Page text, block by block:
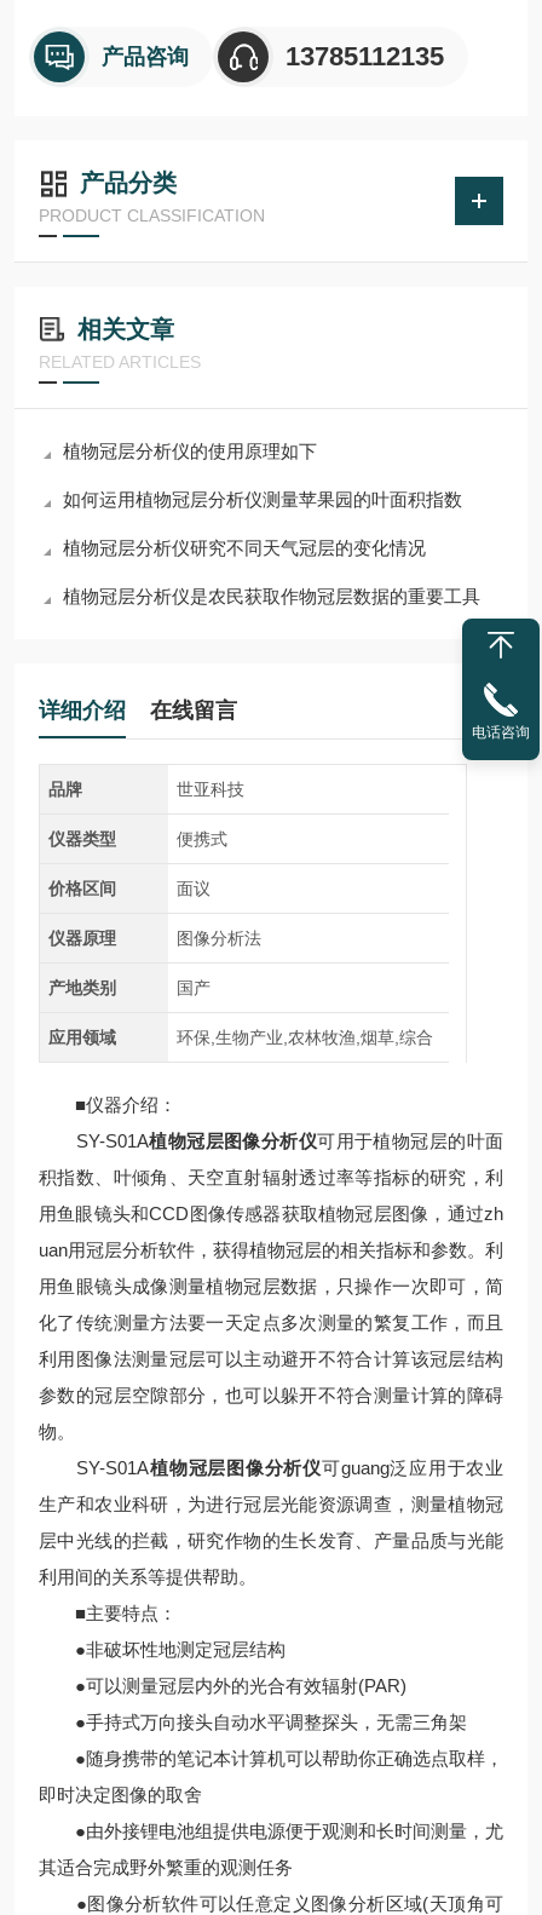
产品咨询 13785112135
产品分类
PRODUCT CLASSIFICATION
相关文章
RELATED ARTICLES
植物冠层分析仪的使用原理如下
如何运用植物冠层分析仪测量苹果园的叶面积指数
植物冠层分析仪研究不同天气冠层的变化情况
植物冠层分析仪是农民获取作物冠层数据的重要工具
详细介绍 在线留言
品牌 世亚科技
仪器类型 便携式
价格区间 面议
仪器原理 图像分析法
产地类别 国产
应用领域 环保,生物产业,农林牧渔,烟草,综合
■仪器介绍：
SY-S01A植物冠层图像分析仪可用于植物冠层的叶面
积指数、叶倾角、天空直射辐射透过率等指标的研究，利
用鱼眼镜头和CCD图像传感器获取植物冠层图像，通过zh
uan用冠层分析软件，获得植物冠层的相关指标和参数。利
用鱼眼镜头成像测量植物冠层数据，只操作一次即可，简
化了传统测量方法要一天定点多次测量的繁复工作，而且
利用图像法测量冠层可以主动避开不符合计算该冠层结构
参数的冠层空隙部分，也可以躲开不符合测量计算的障碍
物。
SY-S01A植物冠层图像分析仪可guang泛应用于农业
生产和农业科研，为进行冠层光能资源调查，测量植物冠
层中光线的拦截，研究作物的生长发育、产量品质与光能
利用间的关系等提供帮助。
■主要特点：
●非破坏性地测定冠层结构
●可以测量冠层内外的光合有效辐射(PAR)
●手持式万向接头自动水平调整探头，无需三角架
●随身携带的笔记本计算机可以帮助你正确选点取样，
即时决定图像的取舍
●由外接锂电池组提供电源便于观测和长时间测量，尤
其适合完成野外繁重的观测任务
●图像分析软件可以任意定义图像分析区域(天顶角可
电话咨询